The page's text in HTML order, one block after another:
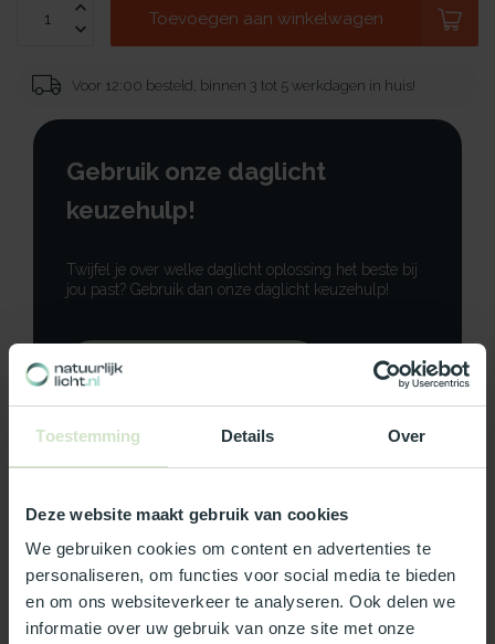
Toestemming Details Over
Deze website maakt gebruik van cookies
We gebruiken cookies om content en advertenties te
personaliseren, om functies voor social media te bieden
en om ons websiteverkeer te analyseren. Ook delen we
informatie over uw gebruik van onze site met onze
Toevoegen aan winkelwagen
Voor 12:00 besteld, binnen 3 tot 5 werkdagen in huis!
Gebruik onze daglicht
keuzehulp!
Twijfel je over welke daglicht oplossing het beste bij
jou past? Gebruik dan onze daglicht keuzehulp!
Gebruik onze keuzehulp
Productomschrijving